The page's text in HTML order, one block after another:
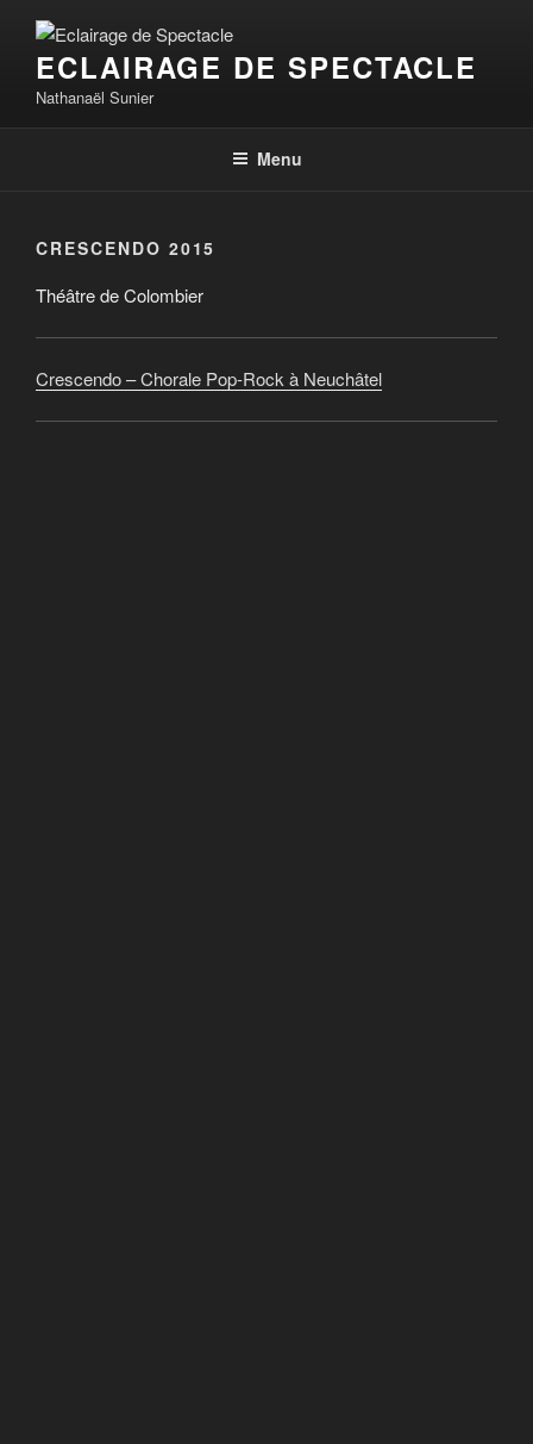
contenu
principal
ECLAIRAGE DE SPECTACLE
Nathanaël Sunier
Menu
CRESCENDO 2015
Théâtre de Colombier
Crescendo – Chorale Pop-Rock à Neuchâtel